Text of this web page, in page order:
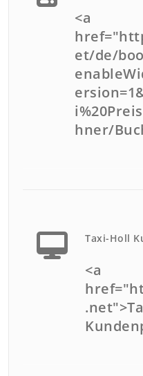
<a
et/de/
hner/
Taxi-Holl
<a